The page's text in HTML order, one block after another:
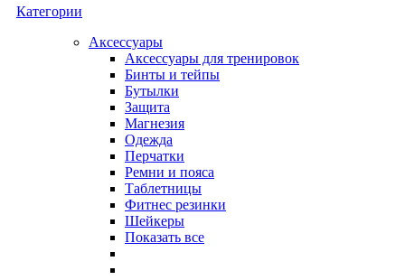
Категории
Аксессуары
Аксессуары для тренировок
Бинты и тейпы
Бутылки
Защита
Магнезия
Одежда
Перчатки
Ремни и пояса
Таблетницы
Фитнес резинки
Шейкеры
Показать все